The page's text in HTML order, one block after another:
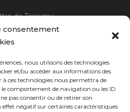
consentement
nous utilisons des technologies
et/ou accéder aux informations des
à ces technologies nous permettra de
le comportement de navigation ou les ID
pas consentir ou de retirer son
négatif sur certaines caractéristiques
de Tassigny
vous.